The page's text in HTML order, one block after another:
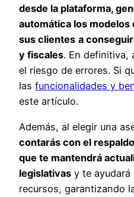
desde la plataforma,
automática los modelos
sus clientes a
y fiscales. En definitiva,
el riesgo de errores. Si
las funcionalidades y
este artículo.
Además, al elegir una
contarás con el
que te mantendrá
legislativas y te
recursos, garantizando